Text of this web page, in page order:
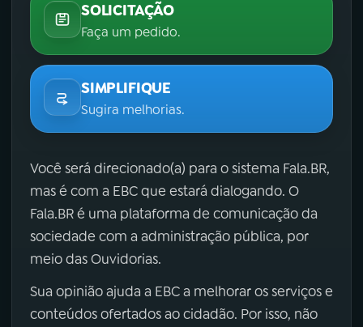
SOLICITAÇÃO
Faça um pedido.
SIMPLIFIQUE
Sugira melhorias.
Você será direcionado(a) para o sistema Fala.BR,
mas é com a EBC que estará dialogando. O
Fala.BR é uma plataforma de comunicação da
sociedade com a administração pública, por
meio das Ouvidorias.
Sua opinião ajuda a EBC a melhorar os serviços e
conteúdos ofertados ao cidadão. Por isso, não